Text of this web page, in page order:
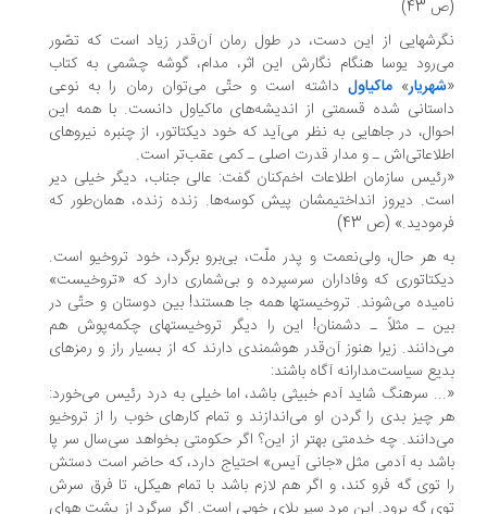
از این دست، در طول رمان‌ آن‌قدر زیاد است که تصّور
یوسا هنگام نگارش این اثر، مدام، گوشه چشمی به کتاب
»ماکیاولداشته است و حتّی می‌توان رمان را به نوعی
شده قسمتی از اندیشه‌های ماکیاول دانست. با همه این
در جاهایی به نظر می‌آید که خود دیکتاتور، از چنبره نیروهای
ـ و مدار قدرت اصلی ـ کمی عقب‌تر است.
سازمان اطلاعات اخم‌کنان گفت: عالی جناب، دیگر خیلی دیر
دیروز انداختیمشان پیش کوسه‌ها. زنده زنده، همان‌طور که
(ص 43)
هر حال، ولی‌نعمت و پدر ملّت، بی‌برو برگرد، خود تروخیو است.
که وفاداران سرسپرده و بی‌شماری دارد که «تروخیست»
می‌شوند. تروخیستها همه جا هستند! بین دوستان و حتّی در
ـ مثلاً ـ دشمنان! این را دیگر تروخیستهای چکمه‌پوش هم
زیرا هنوز آن‌قدر هوشمندی دارند که از بسیار راز و رمزهای
سیاست‌مدارانه آگاه باشند:
سرهنگ شاید آدم خبیثی باشد، اما خیلی به درد رئیس می‌خورد:
چیز بدی را گردن او می‌اندازند و تمام کارهای خوب را از تروخیو
چه خدمتی بهتر از این؟ اگر حکومتی بخواهد سی‌سال سر پا
به آدمی مثل «جانی آیس» احتیاج دارد، که حاضر است دستش
توی گه فرو کند، و اگر هم لازم باشد با تمام هیکل، تا فرق سرش
گه برود. این مرد سپر بلای خوبی است. اگر سرگرد از پشت هوای